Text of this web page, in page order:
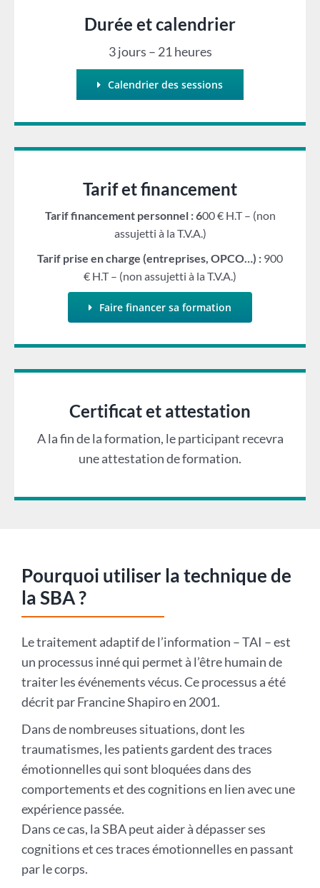
Durée et calendrier
3 jours – 21 heures
Calendrier des sessions
Tarif et financement
Tarif financement personnel : 600 € H.T – (non
assujetti à la T.V.A.)
Tarif prise en charge (entreprises, OPCO…) : 900
€ H.T – (non assujetti à la T.V.A.)
Faire financer sa formation
Certificat et attestation
A la fin de la formation, le participant recevra
une attestation de formation.
Pourquoi utiliser la technique de
la SBA ?
Le traitement adaptif de l’information – TAI – est
un processus inné qui permet à l’être humain de
traiter les événements vécus. Ce processus a été
décrit par Francine Shapiro en 2001.
Dans de nombreuses situations, dont les
traumatismes, les patients gardent des traces
émotionnelles qui sont bloquées dans des
comportements et des cognitions en lien avec une
expérience passée.
Dans ce cas, la SBA peut aider à dépasser ses
cognitions et ces traces émotionnelles en passant
par le corps.